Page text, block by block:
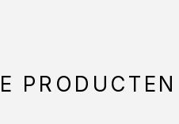
PRODUCTEN